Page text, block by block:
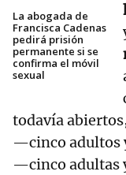
La abogada de
Francisca Cadenas
pedirá prisión
permanente si se
confirma el móvil
sexual
todavía
—cinco adultos
—cinco adultas